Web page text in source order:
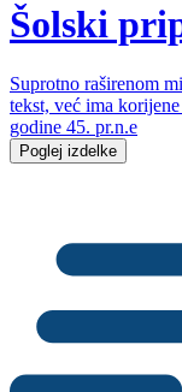
Šolski
Suprotno raširenom
tekst, već ima
godine 45. pr.n.e
Poglej izdelke